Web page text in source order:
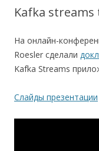
Kafka streams
На онлайн-
Roesler сделали
Kafka Streams
Слайды презентации